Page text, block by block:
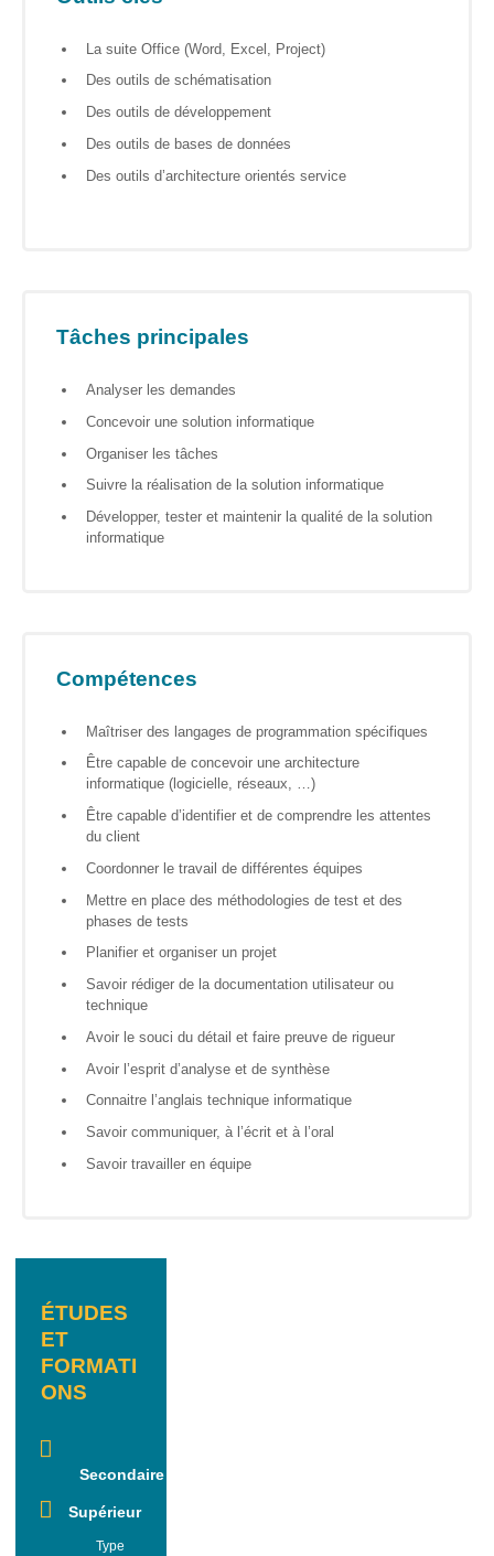
La suite Office (Word, Excel, Project)
Des outils de schématisation
Des outils de développement
Des outils de bases de données
Des outils d’architecture orientés service
Tâches principales
Analyser les demandes
Concevoir une solution informatique
Organiser les tâches
Suivre la réalisation de la solution informatique
Développer, tester et maintenir la qualité de la solution
informatique
Compétences
Maîtriser des langages de programmation spécifiques
Être capable de concevoir une architecture
informatique (logicielle, réseaux, …)
Être capable d’identifier et de comprendre les attentes
du client
Coordonner le travail de différentes équipes
Mettre en place des méthodologies de test et des
phases de tests
Planifier et organiser un projet
Savoir rédiger de la documentation utilisateur ou
technique
Avoir le souci du détail et faire preuve de rigueur
Avoir l’esprit d’analyse et de synthèse
Connaitre l’anglais technique informatique
Savoir communiquer, à l’écrit et à l’oral
Savoir travailler en équipe
ÉTUDES
ET
FORMATI
ONS
Secondaire
Supérieur
Type
au public
S’orienter
game – A la
découverte
Informatique
place pour
« Les métiers
informatiques…
Animations,
débats &
citoyen·nes
responsables
CRACCS
Les clés
Algo’bulles
– Sur les
traces du
Genre-
S’outiller
Box
Numérique
pour
l’Alpha
Carnet
Gagner en
autonomie
numérique